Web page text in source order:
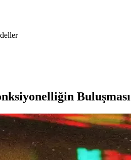
Buluşması